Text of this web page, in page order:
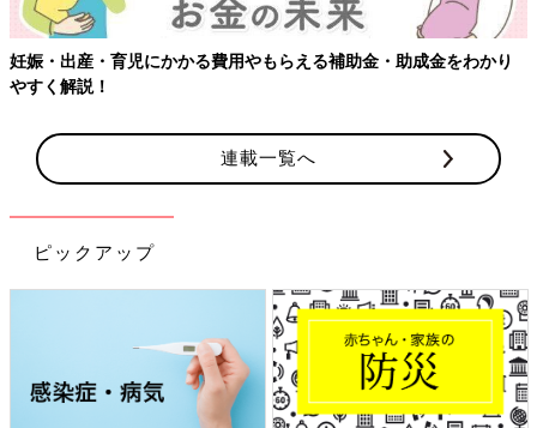
妊娠・出産・育児にかかる費用やもらえる補助金・助成金をわかり
やすく解説！
連載一覧へ
ピックアップ